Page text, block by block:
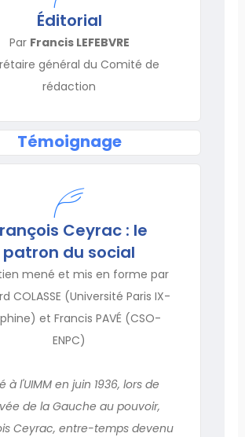
Éditorial
Par Francis LEFEBVRE
général du Comité de
rédaction
Témoignage
Ceyrac : le
patron du social
mené et mis en forme par
COLASSE (Université Paris IX-
et Francis PAVÉ (CSO-
ENPC)
à l'UIMM en juin 1936, lors de
de la Gauche au pouvoir,
Ceyrac, entre-temps devenu